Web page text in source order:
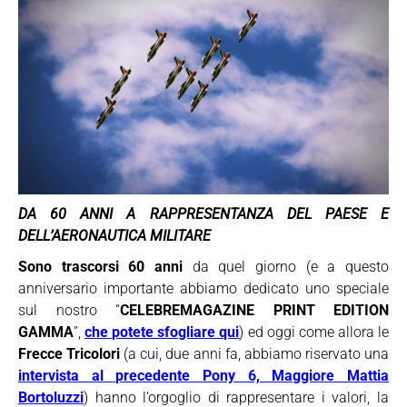
DA 60 ANNI A RAPPRESENTANZA DEL PAESE E
DELL’AERONAUTICA MILITARE
Sono trascorsi 60 anni da quel giorno (e a questo
anniversario importante abbiamo dedicato uno speciale
sul nostro “CELEBREMAGAZINE PRINT EDITION
GAMMA”,che potete sfogliare qui) ed oggi come allora le
Frecce Tricolori (a cui, due anni fa, abbiamo riservato una
intervista al precedente Pony 6, Maggiore Mattia
Bortoluzzi) hanno l’orgoglio di rappresentare i valori, la